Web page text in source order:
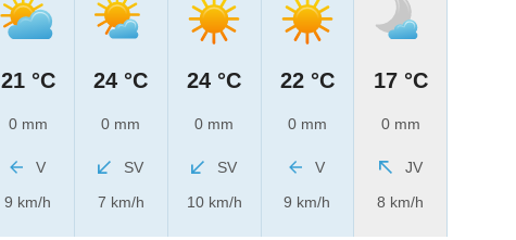
21 °C
0 mm
V
9 km/h
24 °C
0 mm
SV
7 km/h
24 °C
0 mm
SV
10 km/h
22 °C
0 mm
V
9 km/h
17 °C
0 mm
JV
8 km/h